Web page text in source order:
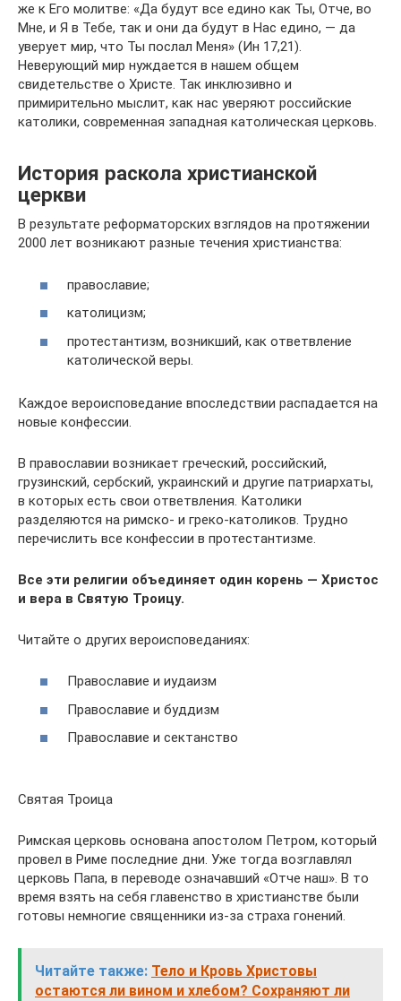
же к Его молитве: «Да будут все едино как Ты, Отче, во
Мне, и Я в Тебе, так и они да будут в Нас едино, — да
уверует мир, что Ты послал Меня» (Ин 17,21).
Неверующий мир нуждается в нашем общем
свидетельстве о Христе. Так инклюзивно и
примирительно мыслит, как нас уверяют российские
католики, современная западная католическая церковь.
История раскола христианской
церкви
В результате реформаторских взглядов на протяжении
2000 лет возникают разные течения христианства:
православие;
католицизм;
протестантизм, возникший, как ответвление
католической веры.
Каждое вероисповедание впоследствии распадается на
новые конфессии.
В православии возникает греческий, российский,
грузинский, сербский, украинский и другие патриархаты,
в которых есть свои ответвления. Католики
разделяются на римско- и греко-католиков. Трудно
перечислить все конфессии в протестантизме.
Все эти религии объединяет один корень — Христос
и вера в Святую Троицу.
Читайте о других вероисповеданиях:
Православие и иудаизм
Православие и буддизм
Православие и сектанство
Святая Троица
Римская церковь основана апостолом Петром, который
провел в Риме последние дни. Уже тогда возглавлял
церковь Папа, в переводе означавший «Отче наш». В то
время взять на себя главенство в христианстве были
готовы немногие священники из-за страха гонений.
Читайте также: Тело и Кровь Христовы
остаются ли вином и хлебом? Сохраняют ли